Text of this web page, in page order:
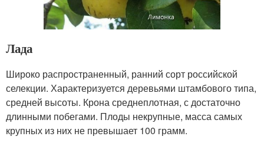
Лада
Широко распространенный, ранний сорт российской
селекции. Характеризуется деревьями штамбового типа,
средней высоты. Крона среднеплотная, с достаточно
длинными побегами. Плоды некрупные, масса самых
крупных из них не превышает 100 грамм.